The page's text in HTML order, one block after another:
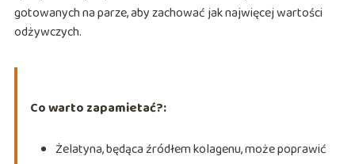
gotowanych na parze, aby zachować jak najwięcej wartości
odżywczych.
Co warto zapamietać?:
Żelatyna, będąca źródłem kolagenu, może poprawić